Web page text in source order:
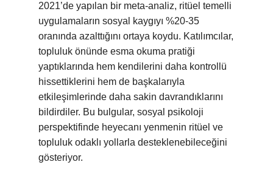
2021’de yapılan bir meta-analiz, ritüel temelli
uygulamaların sosyal kaygıyı %20-35
oranında azalttığını ortaya koydu. Katılımcılar,
topluluk önünde esma okuma pratiği
yaptıklarında hem kendilerini daha kontrollü
hissettiklerini hem de başkalarıyla
etkileşimlerinde daha sakin davrandıklarını
bildirdiler. Bu bulgular, sosyal psikoloji
perspektifinde heyecanı yenmenin ritüel ve
topluluk odaklı yollarla desteklenebileceğini
gösteriyor.